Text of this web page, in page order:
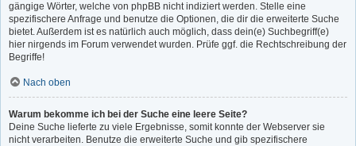
gängige Wörter, welche von phpBB nicht indiziert werden. Stelle eine
spezifischere Anfrage und benutze die Optionen, die dir die erweiterte Suche
bietet. Außerdem ist es natürlich auch möglich, dass dein(e) Suchbegriff(e)
hier nirgends im Forum verwendet wurden. Prüfe ggf. die Rechtschreibung der
Begriffe!
Nach oben
Warum bekomme ich bei der Suche eine leere Seite?
Deine Suche lieferte zu viele Ergebnisse, somit konnte der Webserver sie
nicht verarbeiten. Benutze die erweiterte Suche und gib spezifischere